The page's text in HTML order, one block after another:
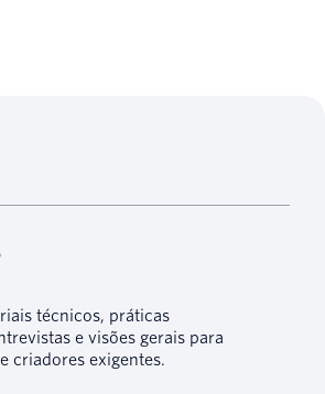
técnicos, práticas
e visões gerais para
criadores exigentes.